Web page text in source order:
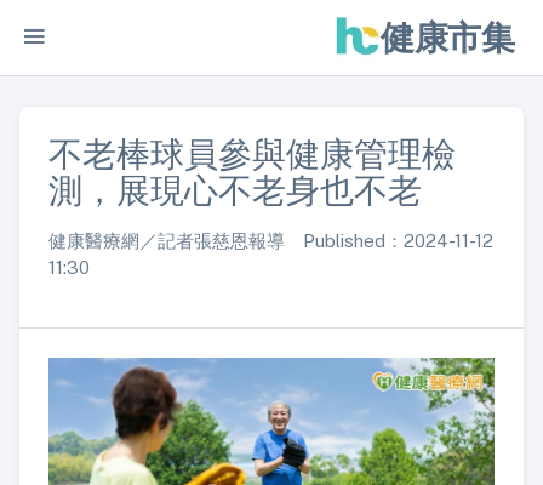
健康市集
不老棒球員參與健康管理檢
測，展現心不老身也不老
健康醫療網／記者張慈恩報導 Published：2024-11-12
11:30